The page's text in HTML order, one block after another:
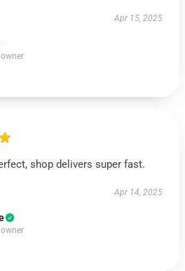
Apr 15, 2025
shop delivers super fast.
Apr 14, 2025